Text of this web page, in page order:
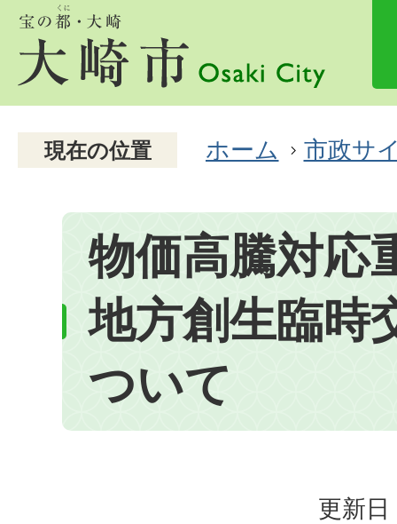
現在の位置 ホーム 市政サ
物価高騰対応
地方創生臨時
ついて
更新